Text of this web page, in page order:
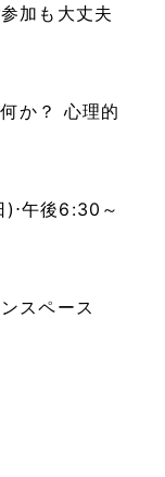
加も大丈夫
か？ 心理的
午後6:30～
スペース